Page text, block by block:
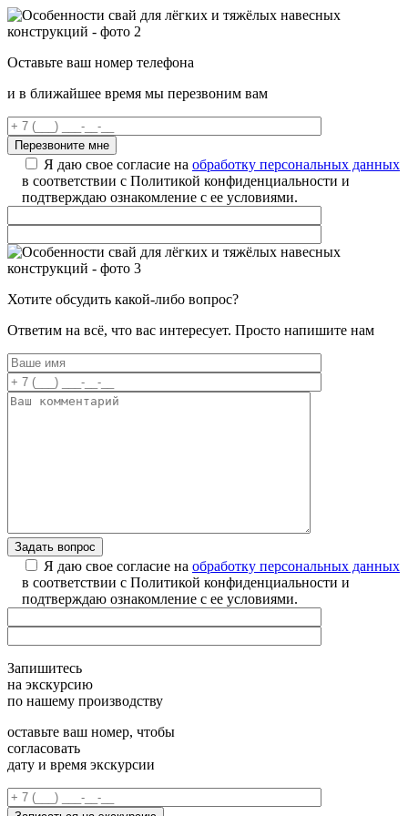
Оставьте ваш номер телефона
и в ближайшее время мы перезвоним вам
Я даю свое согласие на обработку персональных данных
в соответствии с Политикой конфиденциальности и
подтверждаю ознакомление с ее условиями.
Хотите обсудить какой-либо вопрос?
Ответим на всё, что вас интересует. Просто напишите нам
Я даю свое согласие на обработку персональных данных
в соответствии с Политикой конфиденциальности и
подтверждаю ознакомление с ее условиями.
Запишитесь
на экскурсию
по нашему производству
оставьте ваш номер, чтобы
согласовать
дату и время экскурсии